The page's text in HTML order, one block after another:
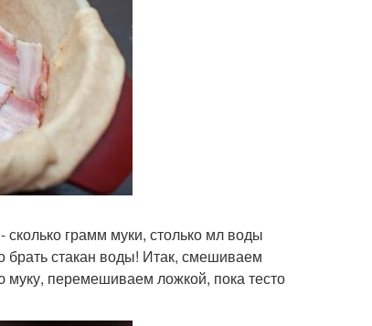
грамм муки, столько мл воды
брать стакан воды! Итак, смешиваем
перемешиваем ложкой, пока тесто